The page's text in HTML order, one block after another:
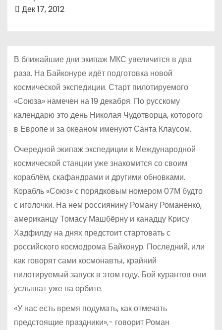
Дек 17, 2012
В ближайшие дни экипаж МКС увеличится в два
раза. На Байконуре идёт подготовка новой
космической экспедиции. Старт пилотируемого
«Союза» намечен на 19 декабря. По русскому
календарю это день Николая Чудотворца, которого
в Европе и за океаном именуют Санта Клаусом.
Очередной экипаж экспедиции к Международной
космической станции уже знакомится со своим
кораблём, скафандрами и другими обновками.
Корабль «Союз» с порядковым номером 07М будто
с иголочки. На нем россиянину Роману Романенко,
американцу Томасу Машбёрну и канадцу Крису
Хадфилду на днях предстоит стартовать с
российского космодрома Байконур. Последний, или
как говорят сами космонавты, крайний
пилотируемый запуск в этом году. Бой курантов они
услышат уже на орбите.
«У нас есть время подумать, как отмечать
предстоящие праздники»,- говорит Роман